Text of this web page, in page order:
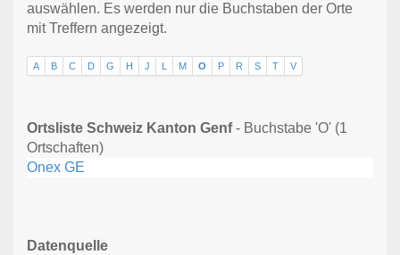
auswählen. Es werden nur die Buchstaben der Orte
mit Treffern angezeigt.
A B C D G H J M O P R S T V
Ortsliste Schweiz Kanton Genf- Buchstabe 'O' (1
Ortschaften)
Onex GE
Datenquelle